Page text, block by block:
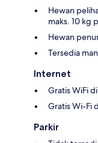
Hewan
maks. 10 kg
Hewan
Tersedia
Internet
Gratis WiFi
Gratis Wi-Fi
Parkir